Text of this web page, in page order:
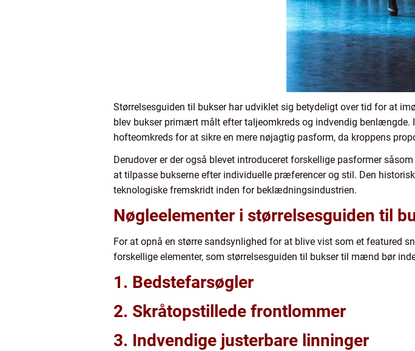
Størrelsesguiden til bukser har udviklet sig betydeligt over tid for at
blev bukser primært målt efter taljeomkreds og indvendig benlængde.
hofteomkreds for at sikre en mere nøjagtig pasform, da kroppens
Derudover er der også blevet introduceret forskellige pasformer
at tilpasse bukserne efter individuelle præferencer og stil. Den
teknologiske fremskridt inden for beklædningsindustrien.
Nøgleelementer i størrelsesguiden til
For at opnå en større sandsynlighed for at blive vist som et featured
forskellige elementer, som størrelsesguiden til bukser til mænd bør
1. Bedstefarsøgler
2. Skråtopstillede frontlommer
3. Indvendige justerbare linninger